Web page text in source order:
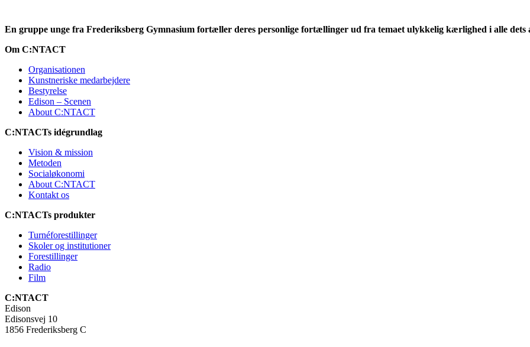
En gruppe unge fra Frederiksberg Gymnasium fortæller deres personlige fortællinger ud fra temaet ulykkelig kærlighed i alle dets
Om C:NTACT
Organisationen
Kunstneriske medarbejdere
Bestyrelse
Edison – Scenen
About C:NTACT
C:NTACTs idégrundlag
Vision & mission
Metoden
Socialøkonomi
About C:NTACT
Kontakt os
C:NTACTs produkter
Turnéforestillinger
Skoler og institutioner
Forestillinger
Radio
Film
C:NTACT
Edison
Edisonsvej 10
1856 Frederiksberg C